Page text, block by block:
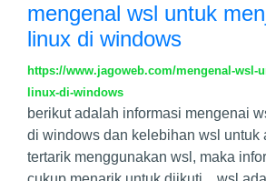
mengenal wsl untuk
linux di windows
https://www.jagoweb.com/mengenal-wsl-
linux-di-windows
berikut adalah informasi mengenai
di windows dan kelebihan wsl untuk
tertarik menggunakan wsl, maka